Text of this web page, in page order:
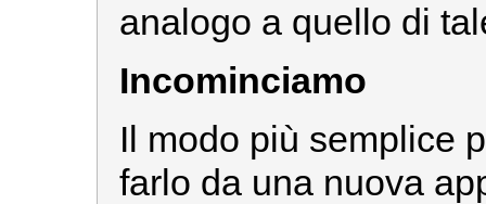
analogo a quello di
Incominciamo
Il modo più semplice
farlo da una nuova